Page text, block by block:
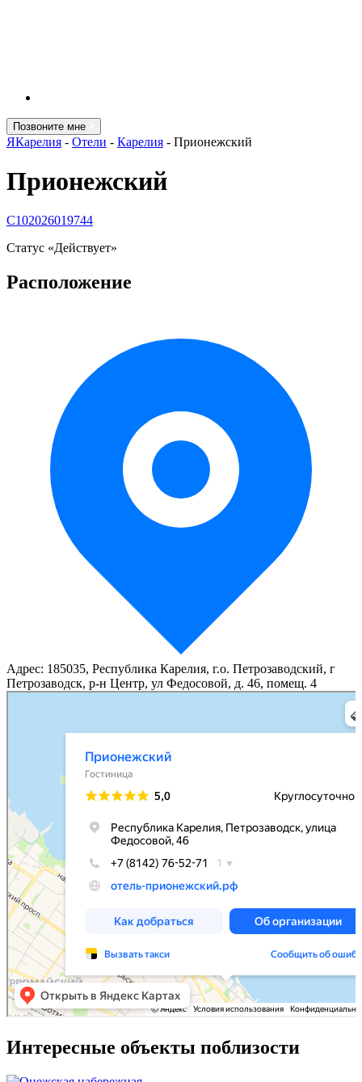
Позвоните мне
ЯКарелия - Отели - Карелия - Прионежский
Прионежский
С102026019744
Статус «Действует»
Расположение
Адрес: 185035, Республика Карелия, г.о. Петрозаводский, г
Петрозаводск, р-н Центр, ул Федосовой, д. 46, помещ. 4
Интересные объекты поблизости